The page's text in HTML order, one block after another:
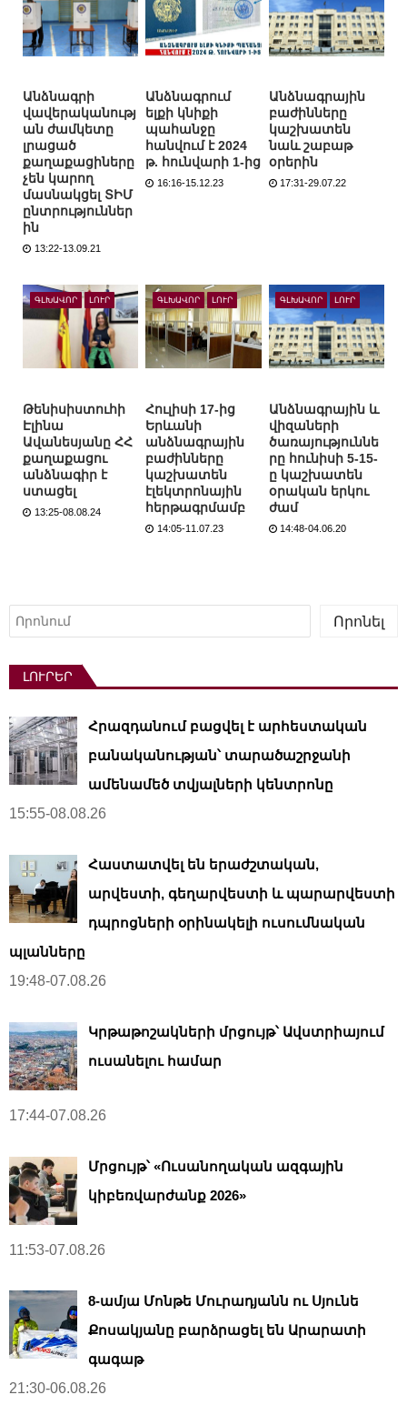
Անձնագրի
վավերականությ
ան ժամկետը
լրացած
քաղաքացիները
չեն կարող
մասնակցել ՏԻՄ
ընտրություններ
ին
13:22-13.09.21
Անձնագրում
ելքի կնիքի
պահանջը
հանվում է 2024
թ. հունվարի 1-ից
16:16-15.12.23
Անձնագրային
բաժինները
կաշխատեն
նաև շաբաթ
օրերին
17:31-29.07.22
ԳԼԽԱՎՈՐ ԼՈՒՐ
Թենիսիստուհի
Էլինա
Ավանեսյանը ՀՀ
քաղաքացու
անձնագիր է
ստացել
13:25-08.08.24
ԳԼԽԱՎՈՐ ԼՈՒՐ
Հուլիսի 17-ից
Երևանի
անձնագրային
բաժինները
կաշխատեն
էլեկտրոնային
հերթագրմամբ
14:05-11.07.23
ԳԼԽԱՎՈՐ ԼՈՒՐ
Անձնագրային և
վիզաների
ծառայություննե
րը հունիսի 5-15-
ը կաշխատեն
օրական երկու
ժամ
14:48-04.06.20
Որոնել
Որոնել
ԼՈՒՐԵՐ
Հրազդանում բացվել է արհեստական ​​
բանականության՝ տարածաշրջանի
ամենամեծ տվյալների կենտրոնը
15:55-08.08.26
Հաստատվել են երաժշտական,
արվեստի, գեղարվեստի և պարարվեստի
դպրոցների օրինակելի ուսումնական
պլանները
19:48-07.08.26
Կրթաթոշակների մրցույթ՝ Ավստրիայում
ուսանելու համար
17:44-07.08.26
Մրցույթ՝ «Ուսանողական ազգային
կիբեռվարժանք 2026»
11:53-07.08.26
8-ամյա Մոնթե Մուրադյանն ու Սյունե
Քոսակյանը բարձրացել են Արարատի
գագաթ
21:30-06.08.26